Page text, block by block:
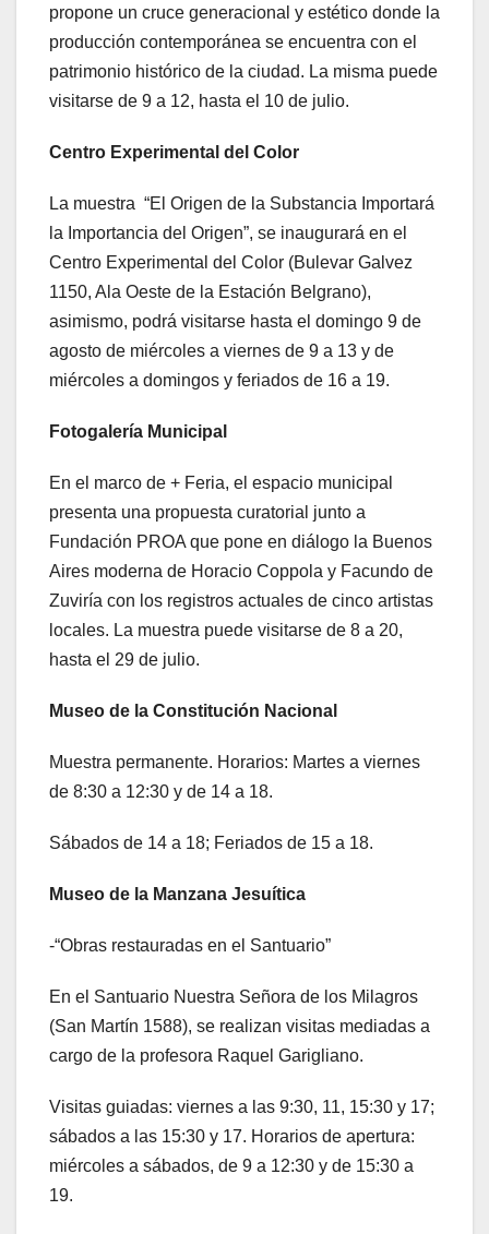
propone un cruce generacional y estético donde la
producción contemporánea se encuentra con el
patrimonio histórico de la ciudad. La misma puede
visitarse de 9 a 12, hasta el 10 de julio.
Centro Experimental del Color
La muestra “El Origen de la Substancia Importará
la Importancia del Origen”, se inaugurará en el
Centro Experimental del Color (Bulevar Galvez
1150, Ala Oeste de la Estación Belgrano),
asimismo, podrá visitarse hasta el domingo 9 de
agosto de miércoles a viernes de 9 a 13 y de
miércoles a domingos y feriados de 16 a 19.
Fotogalería Municipal
En el marco de + Feria, el espacio municipal
presenta una propuesta curatorial junto a
Fundación PROA que pone en diálogo la Buenos
Aires moderna de Horacio Coppola y Facundo de
Zuviría con los registros actuales de cinco artistas
locales. La muestra puede visitarse de 8 a 20,
hasta el 29 de julio.
Museo de la Constitución Nacional
Muestra permanente. Horarios: Martes a viernes
de 8:30 a 12:30 y de 14 a 18.
Sábados de 14 a 18; Feriados de 15 a 18.
Museo de la Manzana Jesuítica
-“Obras restauradas en el Santuario”
En el Santuario Nuestra Señora de los Milagros
(San Martín 1588), se realizan visitas mediadas a
cargo de la profesora Raquel Garigliano.
Visitas guiadas: viernes a las 9:30, 11, 15:30 y 17;
sábados a las 15:30 y 17. Horarios de apertura:
miércoles a sábados, de 9 a 12:30 y de 15:30 a
19.